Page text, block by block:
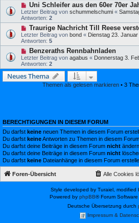
Uni Schleifer aus den 60er 70er
Letzter Beitrag von schummelschumi «
Antworten: 2
Traurige Nachricht Till Reese
Letzter Beitrag von bond « Dienstag 23.
Antworten: 5
Benzeraths Rennbahnladen
Letzter Beitrag von agabus « Donnerstag 3.
Antworten: 2
Neues Thema
Themen als gelesen markieren • 3
BERECHTIGUNGEN IN DIESEM FORUM
Du darfst keine neuen Themen in diesem Forum
Du darfst keineAntworten zu Themen in diesem
Du darfst deine Beiträge in diesem Forum nicht ändern.
Du darfst deine Beiträge in diesem Forum nicht
Du darfst keine Dateianhänge in diesem Forum
Foren-Übersicht Alle Cookies
Style developed by Turaiel, modified
Powered by phpBB® Forum
Deutsche Übersetzung durch
Impressum &